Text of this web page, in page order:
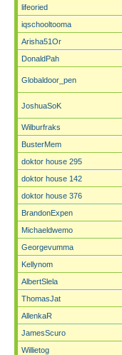
lifeoried
iqschooltooma
Arisha51Or
DonaldPah
Globaldoor_pen
JoshuaSoK
Wilburfraks
BusterMem
doktor house 295
doktor house 142
doktor house 376
BrandonExpen
Michaeldwemo
Georgevumma
Kellynom
AlbertSlela
ThomasJat
AllenkaR
JamesScuro
Willietog